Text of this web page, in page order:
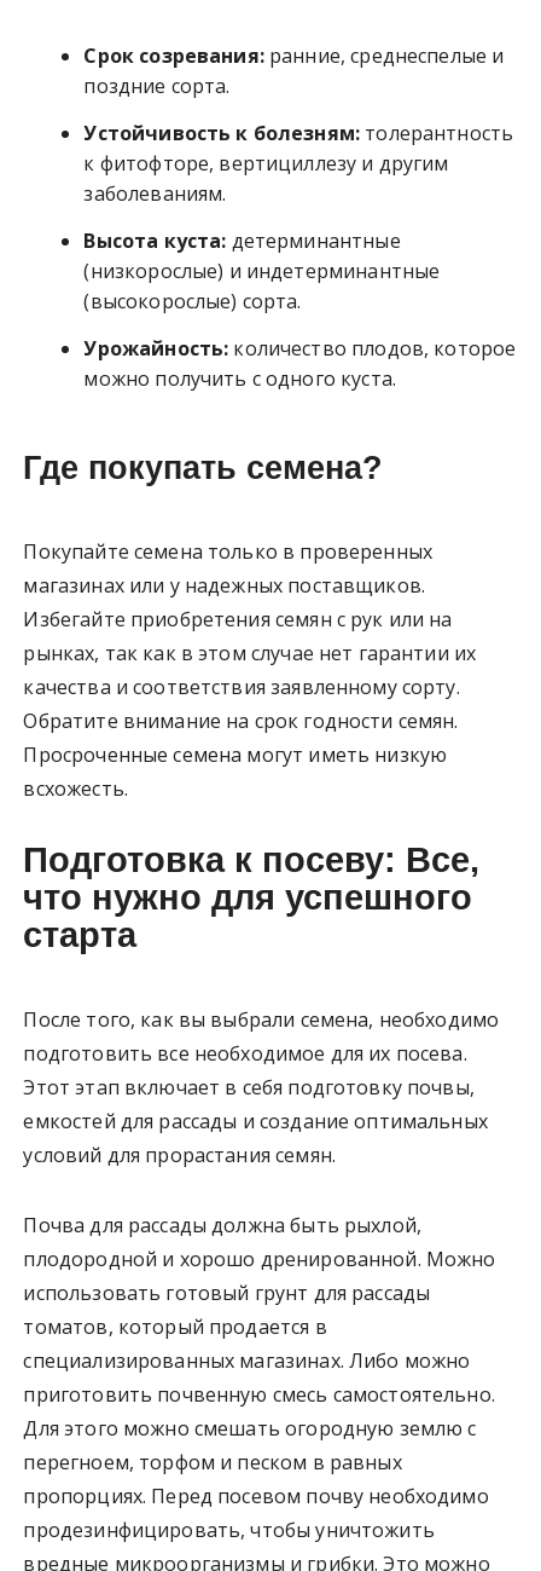
Срок созревания:ранние, среднеспелые и
поздние сорта.
Устойчивость к болезням: толерантность
к фитофторе, вертициллезу и другим
заболеваниям.
Высота куста: детерминантные
(низкорослые) и индетерминантные
(высокорослые) сорта.
Урожайность: количество плодов, которое
можно получить с одного куста.
Где покупать семена?
Покупайте семена только в проверенных
магазинах или у надежных поставщиков.
Избегайте приобретения семян с рук или на
рынках, так как в этом случае нет гарантии их
качества и соответствия заявленному сорту.
Обратите внимание на срок годности семян.
Просроченные семена могут иметь низкую
всхожесть.
Подготовка к посеву: Все,
что нужно для успешного
старта
После того, как вы выбрали семена, необходимо
подготовить все необходимое для их посева.
Этот этап включает в себя подготовку почвы,
емкостей для рассады и создание оптимальных
условий для прорастания семян.
Почва для рассады должна быть рыхлой,
плодородной и хорошо дренированной. Можно
использовать готовый грунт для рассады
томатов, который продается в
специализированных магазинах. Либо можно
приготовить почвенную смесь самостоятельно.
Для этого можно смешать огородную землю с
перегноем, торфом и песком в равных
пропорциях. Перед посевом почву необходимо
продезинфицировать, чтобы уничтожить
вредные микроорганизмы и грибки. Это можно